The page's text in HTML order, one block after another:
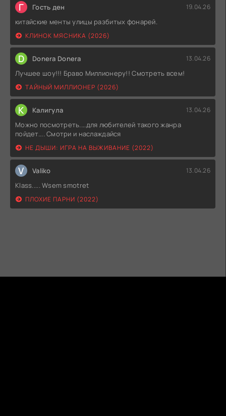
Г Гость ден 19.04.26
китайские менты улицы разбитых фонарей.
КЛИНОК МЯСНИКА (2026)
D Donera Donera 13.04.26
Лучшее шоу!!! Браво Миллионеру!! Смотреть всем!
ТАЙНЫЙ МИЛЛИОНЕР (2026)
К Калигула 13.04.26
Можно посмотреть....для любителей такого жанра
пойдет.... Смотри и наслаждайся
НЕ ДЫШИ: ИГРА НА ВЫЖИВАНИЕ (2022)
V Valiko 13.04.26
Klass..... Wsem smotret
ПЛОХИЕ ПАРНИ (2022)